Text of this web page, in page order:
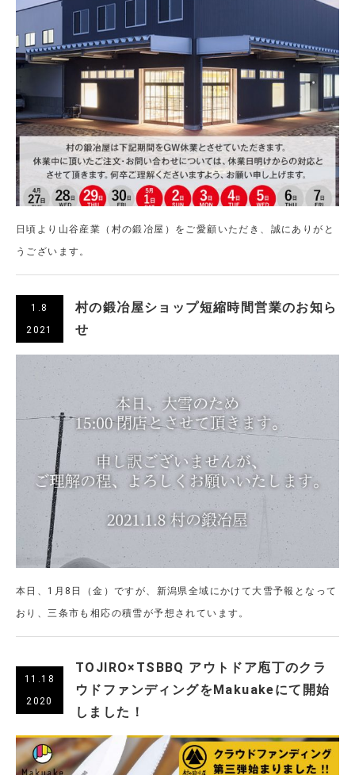
日頃より山谷産業（村の鍛冶屋）をご愛顧いただき、誠にありがと
うございます。
1.8
2021
村の鍛冶屋ショップ短縮時間営業のお知ら
せ
本日、1月8日（金）ですが、新潟県全域にかけて大雪予報となって
おり、三条市も相応の積雪が予想されています。
11.18
2020
TOJIRO×TSBBQ アウトドア庖丁のクラ
ウドファンディングをMakuakeにて開始
しました！